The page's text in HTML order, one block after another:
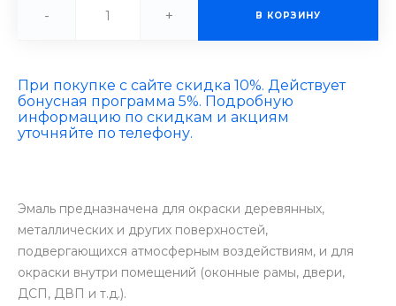
- + В КОРЗИНУ
При покупке с сайте скидка 10%. Действует
бонусная программа 5%. Подробную
информацию по скидкам и акциям
уточняйте по телефону.
Эмаль предназначена для окраски деревянных,
металлических и других поверхностей,
подвергающихся атмосферным воздействиям, и для
окраски внутри помещений (оконные рамы, двери,
ДСП, ДВП и т.д.).